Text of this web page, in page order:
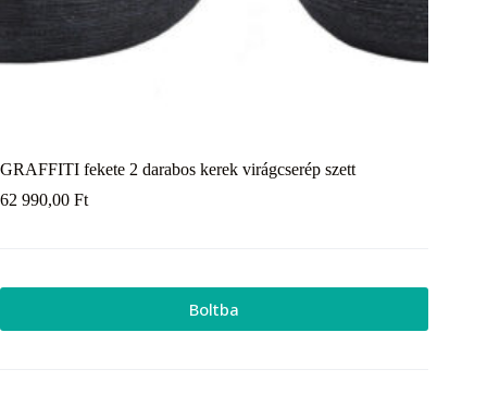
GRAFFITI fekete 2 darabos kerek virágcserép szett
62 990,00 Ft
Boltba